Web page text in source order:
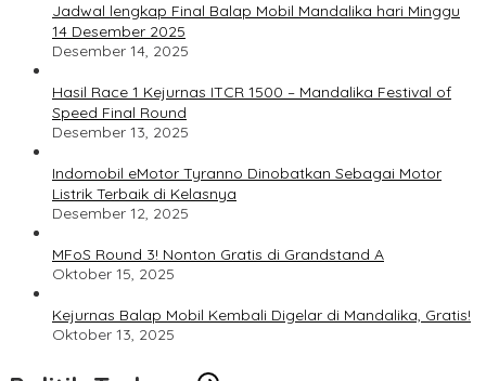
Jadwal lengkap Final Balap Mobil Mandalika hari Minggu
14 Desember 2025
Desember 14, 2025
Hasil Race 1 Kejurnas ITCR 1500 – Mandalika Festival of
Speed Final Round
Desember 13, 2025
Indomobil eMotor Tyranno Dinobatkan Sebagai Motor
Listrik Terbaik di Kelasnya
Desember 12, 2025
MFoS Round 3! Nonton Gratis di Grandstand A
Oktober 15, 2025
Kejurnas Balap Mobil Kembali Digelar di Mandalika, Gratis!
Oktober 13, 2025